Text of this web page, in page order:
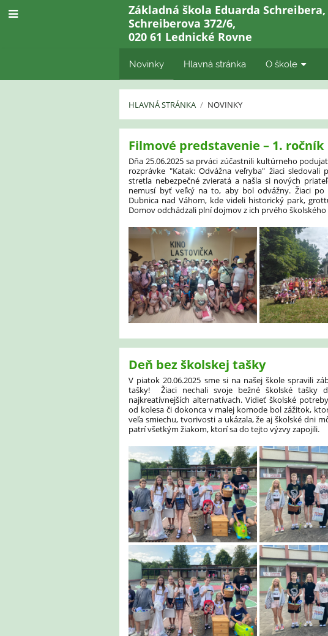
Základná škola Eduarda Schreibera,
Schreiberova 372/6,
020 61 Lednické Rovne
Novinky Hlavná stránka O škole
HLAVNÁ STRÁNKA / NOVINKY
Novinky
Filmové predstavenie – 1. ročník
Dňa 25.06.2025 sa prváci zúčastnili kultúrneho
rozprávke "Katak: Odvážna veľryba" žiaci
stretla nebezpečné zvieratá a našla si nových
nemusí byť veľký na to, aby bol odvážny. Žiaci po
Dubnica nad Váhom, kde videli historický park,
Domov odchádzali plní dojmov z ich prvého
Deň bez školskej tašky
V piatok 20.06.2025 sme si na našej škole spravili
tašky! Žiaci nechali svoje bežné školské tašky
najkreatívnejších alternatívach. Vidieť školské
od kolesa či dokonca v malej komode bol zážitok,
veľa smiechu, tvorivosti a ukázala, že aj školské dni
patrí všetkým žiakom, ktorí sa do tejto výzvy zapojili.